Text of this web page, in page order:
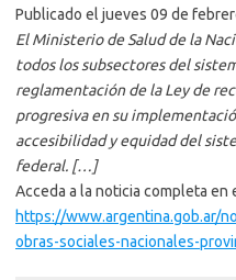
Publicado el jueves 09 de
El Ministerio de Salud de la
todos los subsectores del
reglamentación de la Ley de
progresiva en su
accesibilidad y equidad del
federal. […]
Acceda a la noticia completa en
https://www.argentina.gob.ar/
obras-sociales-nacionales-